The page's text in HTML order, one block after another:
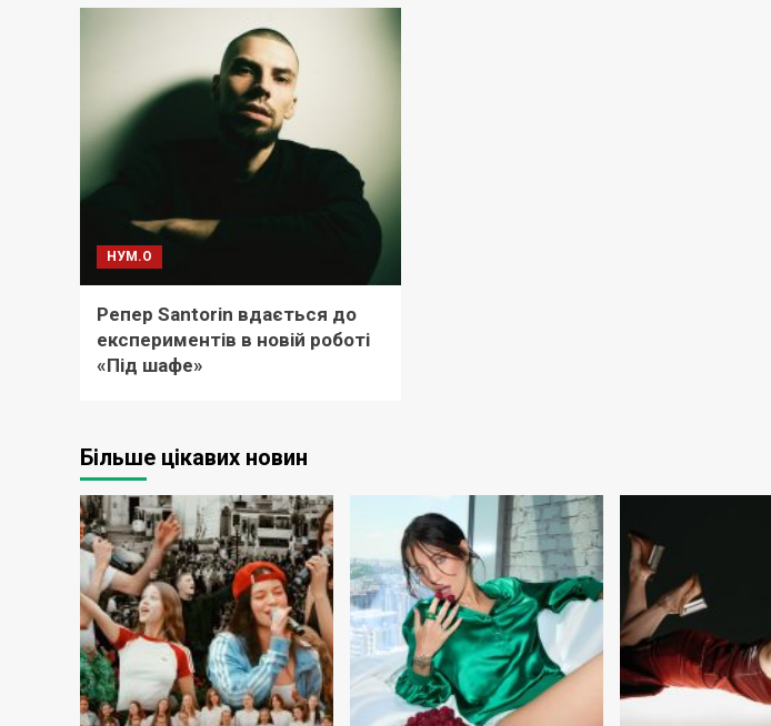
НУМ.О
Репер Santorin вдається до
експериментів в новій роботі
«Під шафе»
Більше цікавих новин